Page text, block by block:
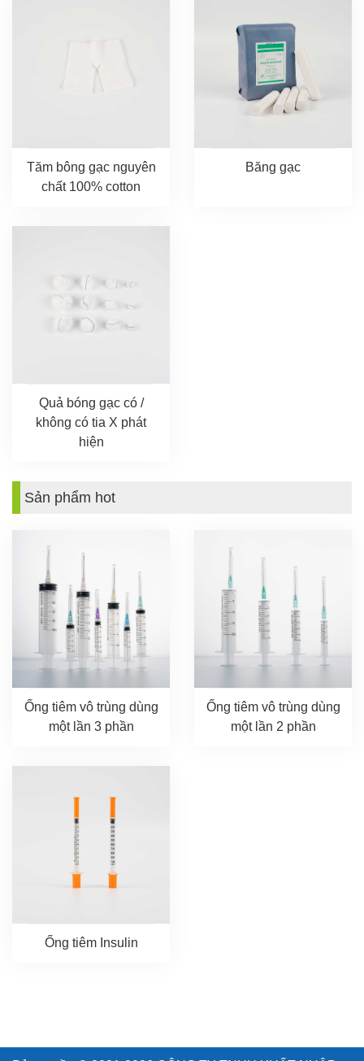
Tăm bông gạc nguyên
chất 100% cotton
Băng gạc
Quả bóng gạc có /
không có tia X phát
hiện
Sản phẩm hot
Ống tiêm vô trùng dùng
một lần 3 phần
Ống tiêm vô trùng dùng
một lần 2 phần
Ống tiêm Insulin